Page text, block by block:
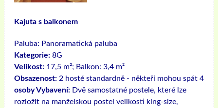
Kajuta s balkonem
Paluba: Panoramatická paluba
Kategorie: 8G
Velikost: 17,5 m²; Balkon: 3,4 m²
Obsazenost: 2 hosté standardně - někteří mohou spát 4
osoby Vybavení: Dvě samostatné postele, které lze
rozložit na manželskou postel velikosti king-size,